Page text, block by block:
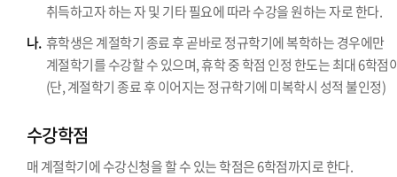
취득하고자 하는 자 및 기타 필요에 따라 수강을 원하는 자로 한다.
나. 휴학생은 계절학기 종료 후 곧바로 정규학기에 복학하는 경우에만
계절학기를 수강할 수 있으며, 휴학 중 학점 인정 한도는 최대 6학점
(단, 계절학기 종료 후 이어지는 정규학기에 미복학시 성적 불인정)
수강학점
매 계절학기에 수강신청을 할 수 있는 학점은 6학점까지로 한다.